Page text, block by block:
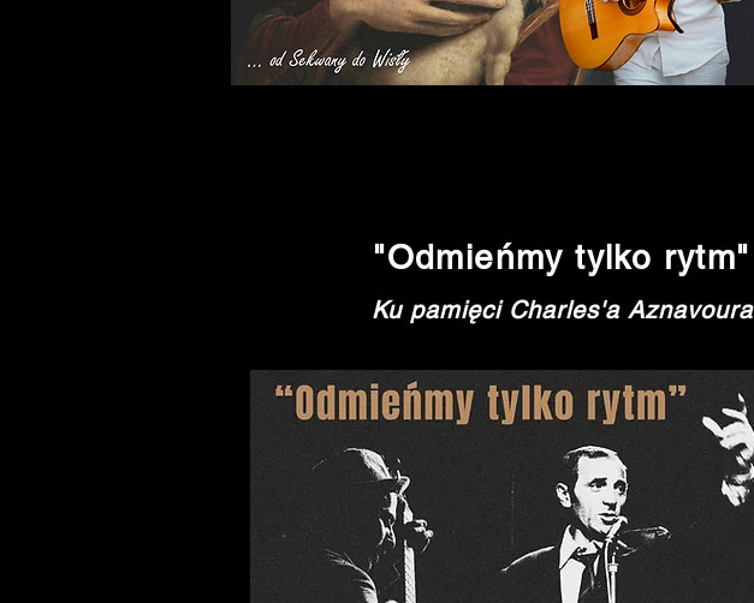
"Odmieńmy tylko rytm"
Ku pamięci Charles'a Aznavoura